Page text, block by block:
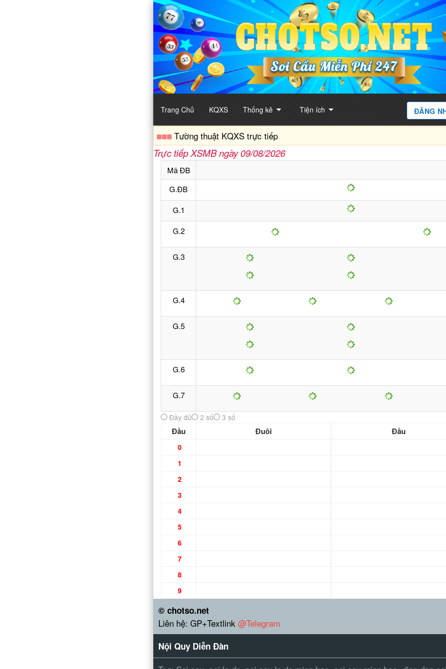
Trang Chủ KQXS Thống kê arrow_drop_down Tiện ích arrow_drop_down ĐĂNG
Tường thuật KQXS trực tiếp
Trực tiếp XSMB ngày 09/08/2026
Mã ĐB
G.ĐB
G.1
G.2
G.3
G.4
G.5
G.6
G.7
Đầu Đuôi
0
1
2
3
4
5
6
7
8
9
Đầu
© chotso.net
Liên hệ: GP+Textlink @Telegram
Nội Quy Diễn Đàn